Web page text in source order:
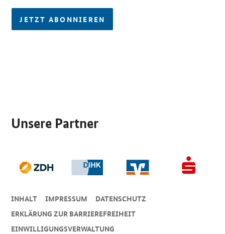
JETZT ABONNIEREN
Unsere Partner
INHALT IMPRESSUM
DA­TEN­SCHUTZ
ERKLÄRUNG ZUR BARRIEREFREIHEIT
EINWILLIGUNGSVERWALTUNG